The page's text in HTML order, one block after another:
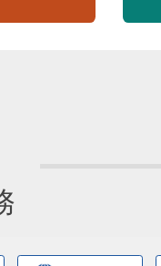
防詐騙專區